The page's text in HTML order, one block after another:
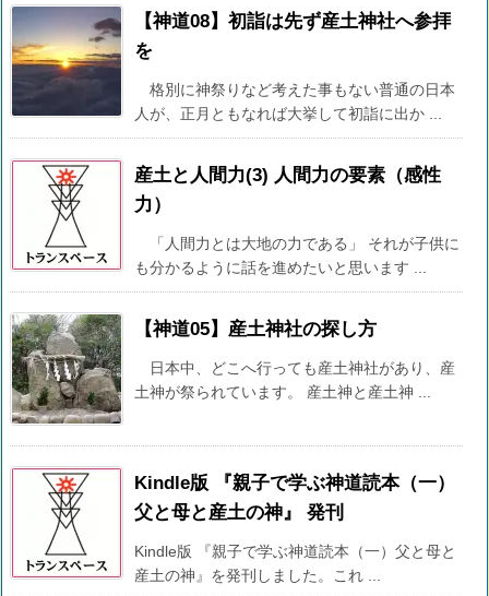
【神道08】初詣は先ず産土神社へ参拝
を
格別に神祭りなど考えた事もない普通の日本
人が、正月ともなれば大挙して初詣に出か ...
産土と人間力(3) 人間力の要素（感性
力）
「人間力とは大地の力である」 それが子供に
も分かるように話を進めたいと思います ...
【神道05】産土神社の探し方
日本中、どこへ行っても産土神社があり、産
土神が祭られています。 産土神と産土神 ...
Kindle版 『親子で学ぶ神道読本（一）
父と母と産土の神』 発刊
Kindle版 『親子で学ぶ神道読本（一）父と母と
産土の神』を発刊しました。これ ...